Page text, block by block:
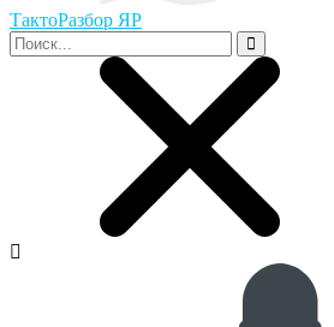
ТактоРазбор ЯР